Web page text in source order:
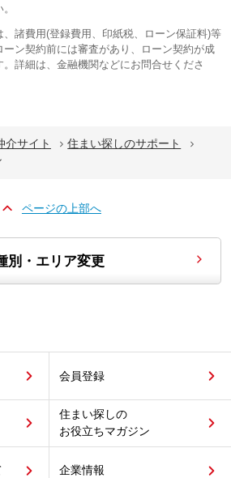
諸費用(登録費用、印紙税、ローン保証料)等
ーン契約前には審査があり、ローン契約が成
詳細は、金融機関などにお問合せくださ
介サイト
住まい探しのサポート
ページの上部へ
別・エリア変更
会員登録
住まい探しの
お役立ちマガジン
企業情報